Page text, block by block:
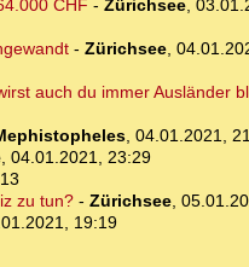
CHF - Zürichsee,
- Zürichsee,
auch du immer Ausländer
, 04.01.2021,
, 04.01.2021, 23:29
zu tun?- Zürichsee,
19:19